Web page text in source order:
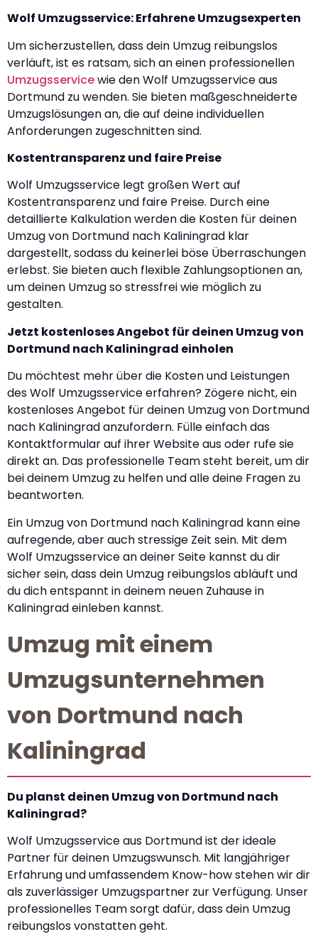
Wolf Umzugsservice: Erfahrene Umzugsexperten
Um sicherzustellen, dass dein Umzug reibungslos
verläuft, ist es ratsam, sich an einen professionellen
Umzugsservicewie den Wolf Umzugsservice aus
Dortmund zu wenden. Sie bieten maßgeschneiderte
Umzugslösungen an, die auf deine individuellen
Anforderungen zugeschnitten sind.
Kostentransparenz und faire Preise
Wolf Umzugsservice legt großen Wert auf
Kostentransparenz und faire Preise. Durch eine
detaillierte Kalkulation werden die Kosten für deinen
Umzug von Dortmund nach Kaliningrad klar
dargestellt, sodass du keinerlei böse Überraschungen
erlebst. Sie bieten auch flexible Zahlungsoptionen an,
um deinen Umzug so stressfrei wie möglich zu
gestalten.
Jetzt kostenloses Angebot für deinen Umzug von
Dortmund nach Kaliningrad einholen
Du möchtest mehr über die Kosten und Leistungen
des Wolf Umzugsservice erfahren? Zögere nicht, ein
kostenloses Angebot für deinen Umzug von Dortmund
nach Kaliningrad anzufordern. Fülle einfach das
Kontaktformular auf ihrer Website aus oder rufe sie
direkt an. Das professionelle Team steht bereit, um dir
bei deinem Umzug zu helfen und alle deine Fragen zu
beantworten.
Ein Umzug von Dortmund nach Kaliningrad kann eine
aufregende, aber auch stressige Zeit sein. Mit dem
Wolf Umzugsservice an deiner Seite kannst du dir
sicher sein, dass dein Umzug reibungslos abläuft und
du dich entspannt in deinem neuen Zuhause in
Kaliningrad einleben kannst.
Umzug mit einem
Umzugsunternehmen
von Dortmund nach
Kaliningrad
Du planst deinen Umzug von Dortmund nach
Kaliningrad?
Wolf Umzugsservice aus Dortmund ist der ideale
Partner für deinen Umzugswunsch. Mit langjähriger
Erfahrung und umfassendem Know-how stehen wir dir
als zuverlässiger Umzugspartner zur Verfügung. Unser
professionelles Team sorgt dafür, dass dein Umzug
reibungslos vonstatten geht.